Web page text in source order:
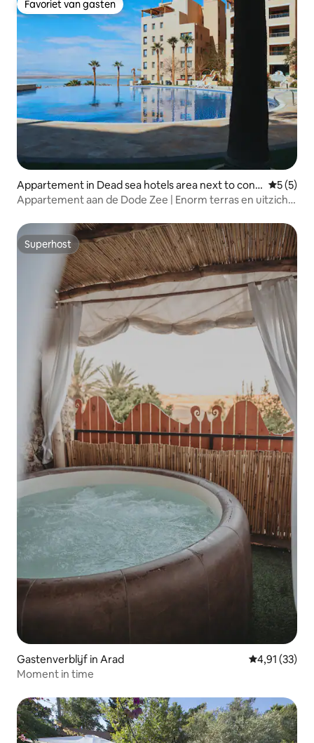
Favoriet van gasten
Favoriet van gasten
Appartement in Dead sea hotels area next to conv
ention center
5 (5)
Appartement aan de Dode Zee | Enorm terras en uitzicht
Superhost
Superhost
Gastenverblijf in Arad Gemiddelde
4,91 (33)
Moment in time